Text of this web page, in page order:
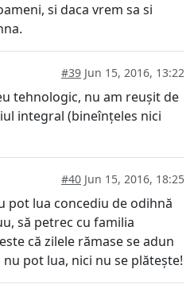
si daca vrem sa si
#39 Jun 15, 2016, 13:22
tehnologic, nu am reușit de
integral (bineînțeles nici
#40 Jun 15, 2016, 18:25
pot lua concediu de odihnă
să petrec cu familia
că zilele rămase se adun
pot lua, nici nu se plătește!